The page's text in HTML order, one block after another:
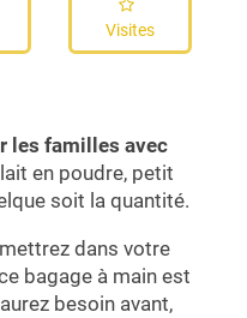
Visites
les familles avec
en poudre, petit
soit la quantité.
dans votre
bagage à main est
besoin avant,